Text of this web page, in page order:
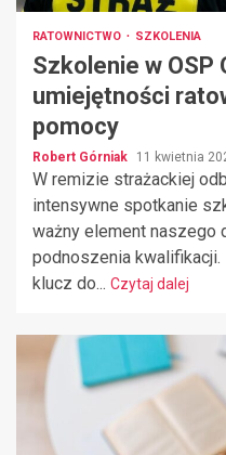
RATOWNICTWO SZKOLENIA
Szkolenie w OSP
umiejętności
pomocy
Robert Górniak 11 kwietnia
W remizie strażackiej
intensywne spotkanie
ważny element naszego
podnoszenia
klucz do... Czytaj dalej